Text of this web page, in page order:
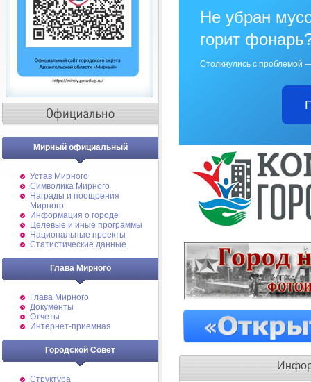
Мирный официальный
Устав Мирного
Символика Мирного
Награды и поощрения
Мирного
Информация о городе
Целевые и иные программы
Национальные проекты
Статистические данные
Глава Мирного
Глава Мирного
Документы
Отчеты
Интернет-приемная
Городской Совет
Структура
Не убран
горит
Столкнулись с проблемой